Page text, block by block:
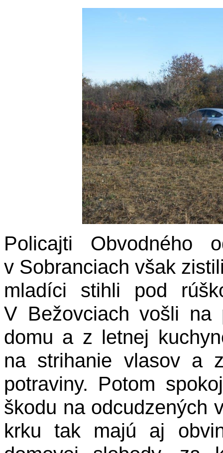
Policajti Obvodného
v Sobranciach však
mladíci stihli pod
V Bežovciach vošli na
domu a z letnej
na strihanie vlasov a
potraviny. Potom
škodu na odcudzených
krku tak majú aj